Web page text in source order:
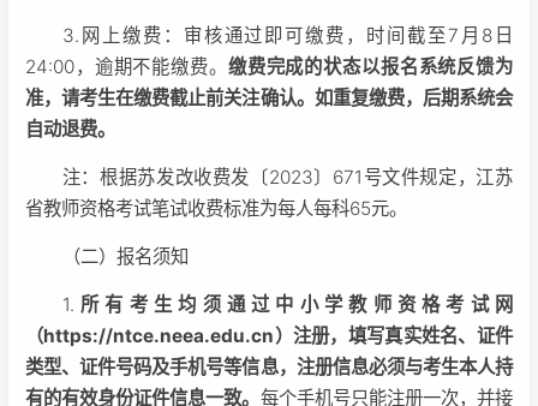
3.网上缴费：审核通过即可缴费，时间截至7月8日
24:00，逾期不能缴费。 缴费完成的状态以报名系统反馈为
准，请考生在缴费截止前关注确认。如重复缴费，后期系统会
自动退费。
注：根据苏发改收费发〔2023〕671号文件规定，江苏
省教师资格考试笔试收费标准为每人每科65元。
（二）报名须知
1. 所有考生均须通过中小学教师资格考试网
（https://ntce.neea.edu.cn）注册，填写真实姓名、证件
类型、证件号码及手机号等信息，注册信息必须与考生本人持
有的有效身份证件信息一致。 每个手机号只能注册一次，并接